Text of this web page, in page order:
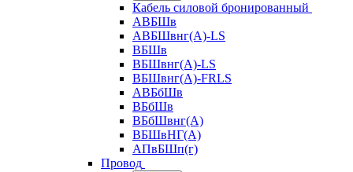
Кабель силовой бронированный
АВБШв
АВБШвнг(А)-LS
ВБШв
ВБШвнг(А)-LS
ВБШвнг(А)-FRLS
АВБбШв
ВБбШв
ВБбШвнг(А)
ВБШвНГ(А)
АПвБШп(г)
Провод